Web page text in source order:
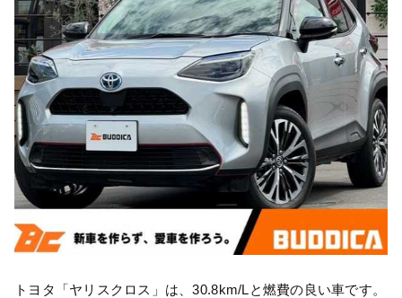
トヨタ「ヤリスクロス」は、30.8km/Lと燃費の良い車です。